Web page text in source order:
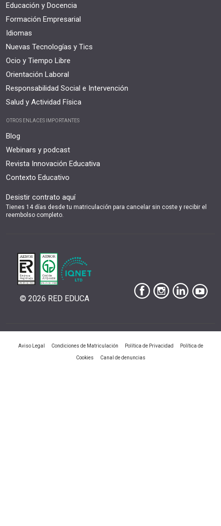
Educación y Docencia
Formación Empresarial
Idiomas
Nuevas Tecnologías y Tics
Ocio y Tiempo Libre
Orientación Laboral
Responsabilidad Social e Intervención
Salud y Actividad Física
OTROS ENLACES IMPORTANTES
Blog
Webinars y podcast
Revista Innovación Educativa
Contexto Educativo
Desistir contrato aquí
Tienes 14 días desde tu matriculación para cancelar sin coste y recibir el
reembolso completo.
© 2026 RED EDUCA
Aviso Legal Condiciones de Matriculación Política de Privacidad Política de
Cookies Canal de denuncias